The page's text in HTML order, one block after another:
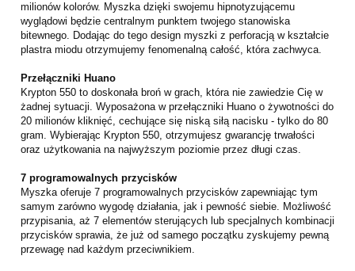
milionów kolorów. Myszka dzięki swojemu hipnotyzującemu
wyglądowi będzie centralnym punktem twojego stanowiska
bitewnego. Dodając do tego design myszki z perforacją w kształcie
plastra miodu otrzymujemy fenomenalną całość, która zachwyca.
Przełączniki Huano
Krypton 550 to doskonała broń w grach, która nie zawiedzie Cię w
żadnej sytuacji. Wyposażona w przełączniki Huano o żywotności do
20 milionów kliknięć, cechujące się niską siłą nacisku - tylko do 80
gram. Wybierając Krypton 550, otrzymujesz gwarancję trwałości
oraz użytkowania na najwyższym poziomie przez długi czas.
7 programowalnych przycisków
Myszka oferuje 7 programowalnych przycisków zapewniając tym
samym zarówno wygodę działania, jak i pewność siebie. Możliwość
przypisania, aż 7 elementów sterujących lub specjalnych kombinacji
przycisków sprawia, że już od samego początku zyskujemy pewną
przewagę nad każdym przeciwnikiem.